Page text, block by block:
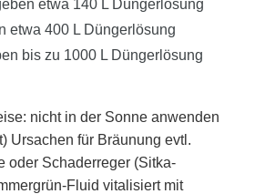
etwa 140 L Düngerlösung
etwa 400 L Düngerlösung
bis zu 1000 L Düngerlösung
nicht in der Sonne anwenden
Ursachen für Bräunung evtl.
oder Schaderreger (Sitka-
Fluid vitalisiert mit